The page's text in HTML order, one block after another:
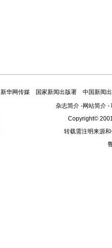
新华网传媒 国家新闻出版署
中国新闻
杂志简介-网站简介-
Copyright©
转载需注明来源